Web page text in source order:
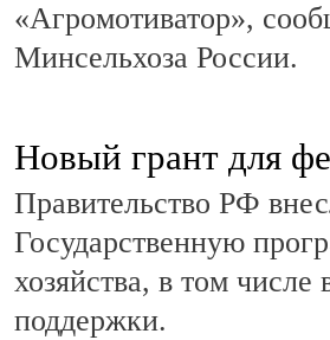
«Агромотиватор»,
Минсельхоза России.
Новый грант для
Правительство РФ
Государственную
хозяйства, в том числе
поддержки.